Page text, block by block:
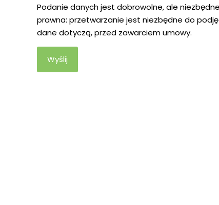
Podanie danych jest dobrowolne, ale
prawna: przetwarzanie jest niezbędne do
dane dotyczą, przed zawarciem umowy.